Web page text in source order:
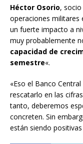
Héctor Osorio,
operaciones militares
un fuerte impacto a
muy probablemente
capacidad de
semestre«.
«Eso el Banco
rescatarlo en las
tanto, deberemos
concreten. Sin
están siendo